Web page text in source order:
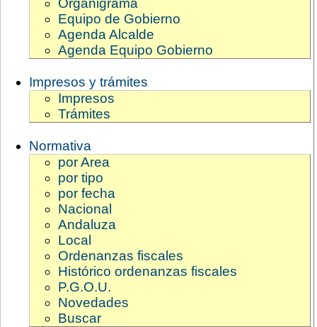
Organigrama
Equipo de Gobierno
Agenda Alcalde
Agenda Equipo Gobierno
Impresos y trámites
Impresos
Trámites
Normativa
por Area
por tipo
por fecha
Nacional
Andaluza
Local
Ordenanzas fiscales
Histórico ordenanzas fiscales
P.G.O.U.
Novedades
Buscar